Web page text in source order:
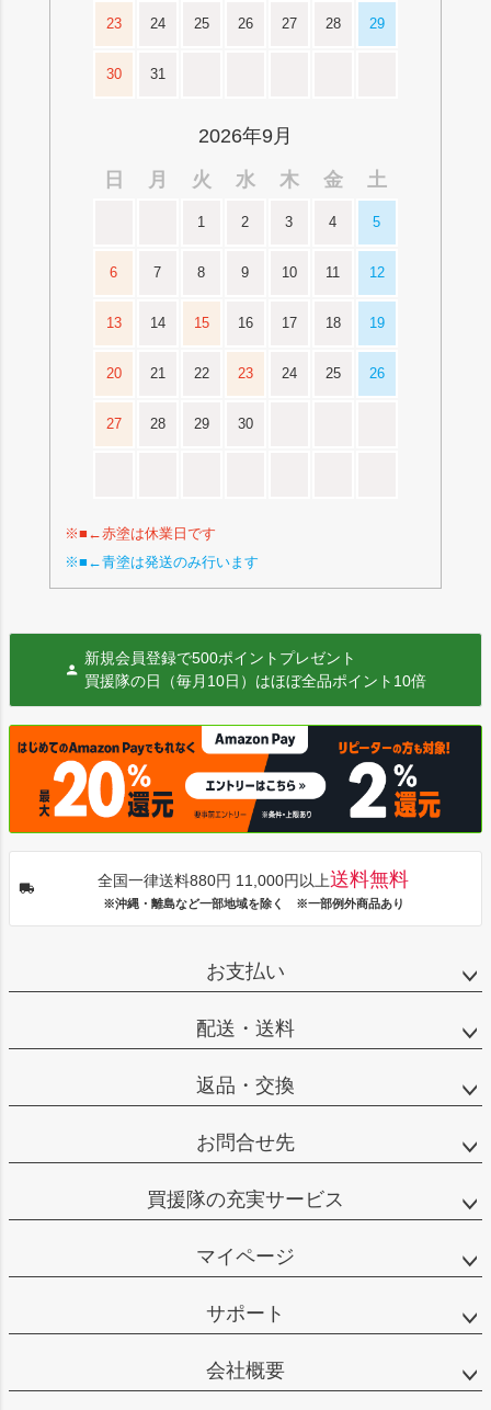
23 24 25 26 27 28 29
30 31
2026年9月
日
月 火 水 木 金 土
1 2 3 4 5
6 7 8 9 10 11 12
13 14 15 16 17 18 19
20 21 22 23 24 25 26
27 28 29 30
※■←赤塗は休業日です
※■←青塗は発送のみ行います
新規会員登録で500ポイントプレゼント
買援隊の日（毎月10日）はほぼ全品ポイント10倍
全国一律送料880円 11,000円以上送料無料
※沖縄・離島など一部地域を除く ※一部例外商品あり
お支払い
配送・送料
返品・交換
お問合せ先
買援隊の充実サービス
マイページ
サポート
会社概要